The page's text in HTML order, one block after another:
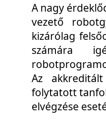
A nagy
vezető
kizárólag
számára
Az
folytatott
elvégzése